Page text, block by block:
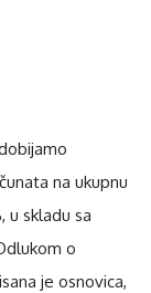
na ukupnu
u skladu sa
o
je osnovica,